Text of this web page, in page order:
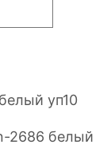
2686 белый